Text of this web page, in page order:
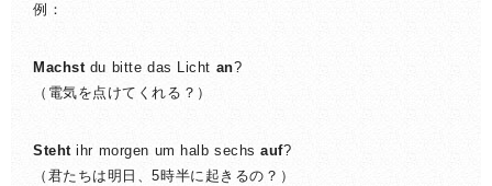
例：
Machst du bitte das Licht an?
（電気を点けてくれる？）
Stehtihr morgen um halb sechsauf?
（君たちは明日、5時半に起きるの？）